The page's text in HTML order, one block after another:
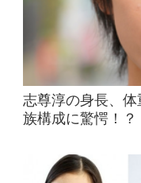
志尊淳の身長、
族構成に驚愕！？